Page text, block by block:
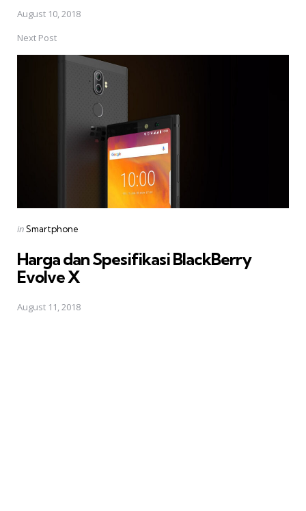
August 10, 2018
Next Post
Posted
inSmartphone
Harga dan Spesifikasi BlackBerry
Evolve X
August 11, 2018